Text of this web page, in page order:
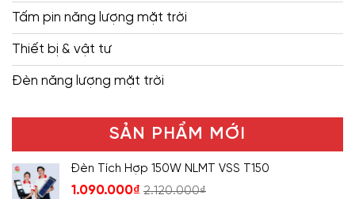
Tấm pin năng lượng mặt trời
Thiết bị & vật tư
Đèn năng lượng mặt trời
SẢN PHẨM MỚI
Đèn Tích Hợp 150W NLMT VSS T150
1.090.000₫ 2.120.000₫